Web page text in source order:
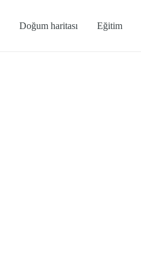
Doğum haritası Eğitim